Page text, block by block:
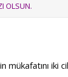
OLSUN.
mükafatını iki